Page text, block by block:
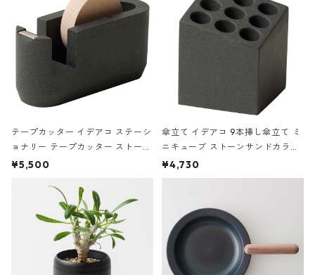
テープカッター イデアコ ステーシ
ョナリー テープカッター ストーン
サンドカラー 石調 ideaco Station
¥5,500
傘立て イデアコ 9本挿し傘立て ミ
ニキューブ ストーンサンドカラー
石調 ideaco Umbrella Stand CUB
E ストーンサンドブラック
¥4,730